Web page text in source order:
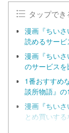
タップでき
漫画『ちい
読めるサービ
漫画『ちい
のサービス
1番おすすめ
談所物語』
漫画『ちい
とめ買いす